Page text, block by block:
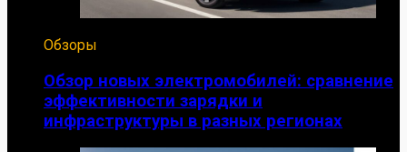
Обзоры
Обзор новых электромобилей: сравнение
эффективности зарядки и
инфраструктуры в разных регионах